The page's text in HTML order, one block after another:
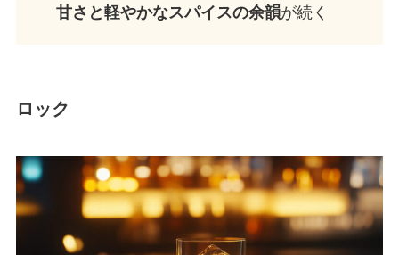
甘さと軽やかなスパイスの余韻が続く
ロック